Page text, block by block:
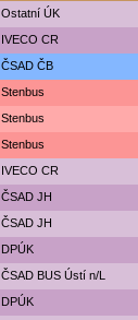
Ostatní ÚK
IVECO CR
ČSAD ČB
Stenbus
Stenbus
Stenbus
IVECO CR
ČSAD JH
ČSAD JH
DPÚK
ČSAD BUS Ústí n/L
DPÚK